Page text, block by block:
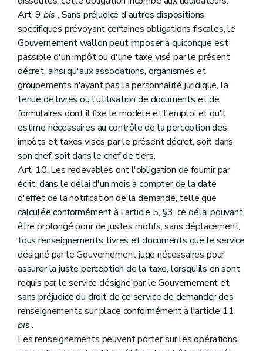
Art. 9 bis . Sans préjudice d'autres dispositions
spécifiques prévoyant certaines obligations fiscales, le
Gouvernement wallon peut imposer à quiconque est
passible d'un impôt ou d'une taxe visé par le présent
décret, ainsi qu'aux associations, organismes et
groupements n'ayant pas la personnalité juridique, la
tenue de livres ou l'utilisation de documents et de
formulaires dont il fixe le modèle et l'emploi et qu'il
estime nécessaires au contrôle de la perception des
impôts et taxes visés par le présent décret, soit dans
son chef, soit dans le chef de tiers.
Art. 10. Les redevables ont l'obligation de fournir par
écrit, dans le délai d'un mois à compter de la date
d'effet de la notification de la demande, telle que
calculée conformément à l'article 5, §3, ce délai pouvant
être prolongé pour de justes motifs, sans déplacement,
tous renseignements, livres et documents que le service
désigné par le Gouvernement juge nécessaires pour
assurer la juste perception de la taxe, lorsqu'ils en sont
requis par le service désigné par le Gouvernement et
sans préjudice du droit de ce service de demander des
renseignements sur place conformément à l'article 11
bis.
Les renseignements peuvent porter sur les opérations